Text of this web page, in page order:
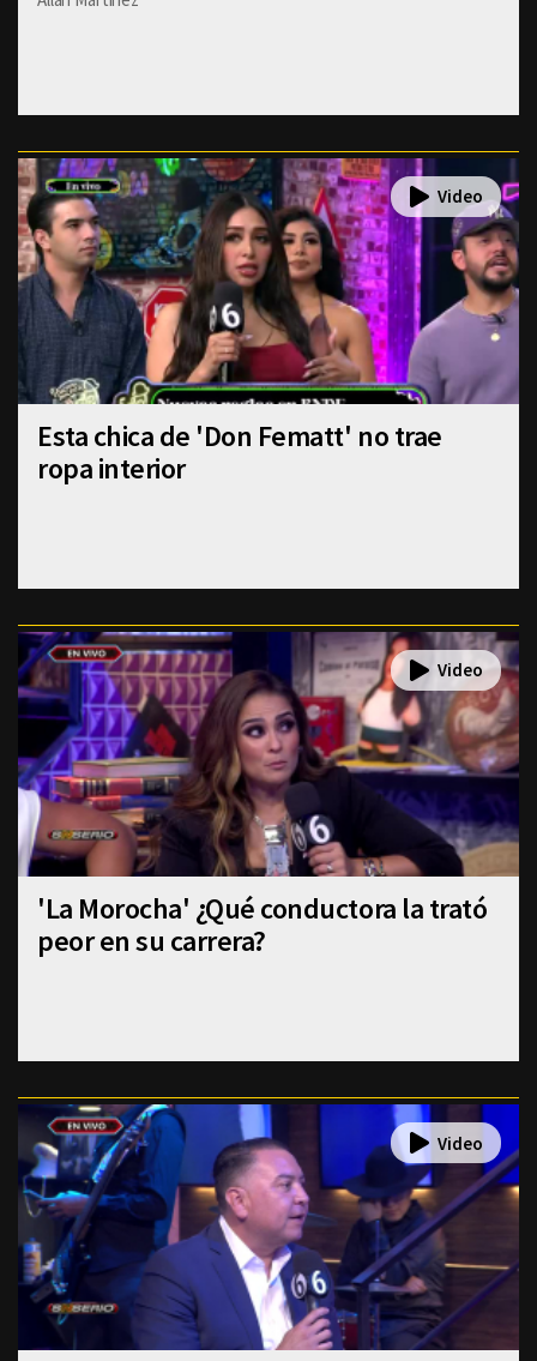
Esta chica de 'Don Fematt' no trae
ropa interior
'La Morocha' ¿Qué conductora la trató
peor en su carrera?